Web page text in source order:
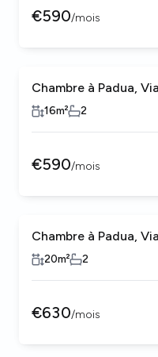
€590/mois
Chambre à Padua,
16m² 2
€590/mois
Chambre à Padua,
20m² 2
€630/mois